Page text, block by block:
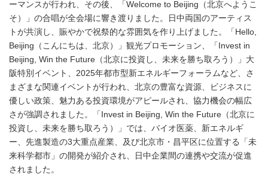
ーマンスが行われ、その後、「Welcome to Beijing（北京へようこ
そ）」の合唱が全会場に響き渡りました。日中両国のアーティス
トが共演し、賑やかで祝祭的な雰囲気を作り上げました。「Hello,
Beijing（こんにちは、北京）」観光プロモーション、「Invest in
Beijing, Win the Future（北京に投資し、未来を勝ち取ろう）」大
阪特別イベント、2025年都市型新エネルギーフォーラムなど、さ
まざまな関連イベントが行われ、北京の豊富な資源、ビジネスに
優しい政策、魅力ある投資環境がアピールされ、協力機会の幅広
さが強調されました。「Invest in Beijing, Win the Future（北京に
投資し、未来を勝ち取ろう）」では、バイオ医薬、新エネルギ
ー、先進製造の3大重点産業、及び北京市・昌平区に位置する「未
来科学都市」の開発が紹介され、日中企業間の連携や交流が促進
されました。